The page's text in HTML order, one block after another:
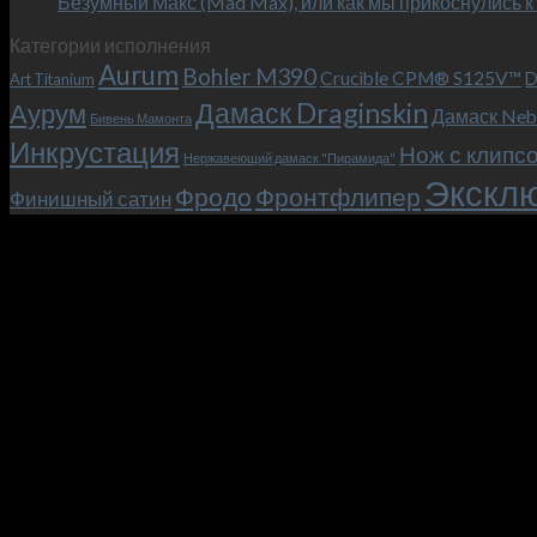
Категории исполнения
Art Titanium Aurum Bohler M390Crucible CPM® S125V™
Аурум Бивень Мамонта Дамаск Draginskin Дамаск
Инкрустация Нержавеющий дамаск "Пирамида" Нож с
Финишный сатин Фродо Фронтфлипер